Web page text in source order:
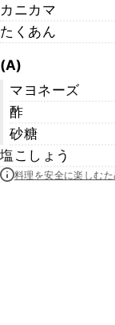
カニカマ
たくあん
(A)
マヨネーズ
酢
砂糖
塩こしょう
料理を安全に楽しむ